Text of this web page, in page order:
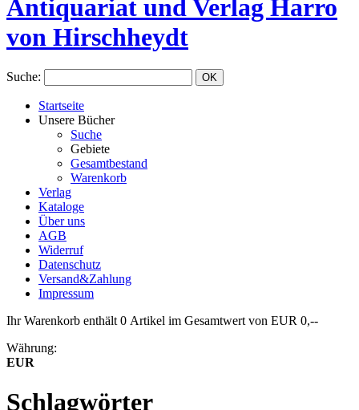
Antiquariat und Verlag Harro
von Hirschheydt
Suche:
Startseite
Unsere Bücher
Suche
Gebiete
Gesamtbestand
Warenkorb
Verlag
Kataloge
Über uns
AGB
Widerruf
Datenschutz
Versand&Zahlung
Impressum
Ihr Warenkorb enthält 0 Artikel im Gesamtwert von EUR 0,--
Währung:
EUR
Schlagwörter